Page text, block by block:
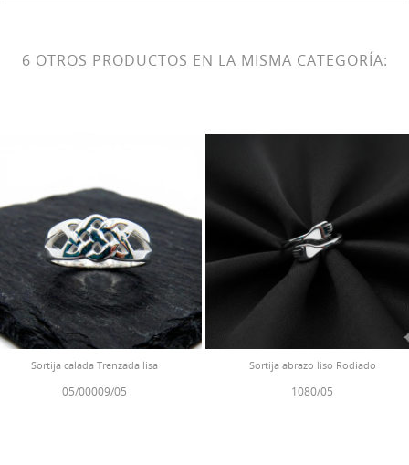
6 OTROS PRODUCTOS EN LA MISMA CATEGORÍA:
Sortija calada Trenzada lisa
05/00009/05
Sortija abrazo liso Rodiado
1080/05